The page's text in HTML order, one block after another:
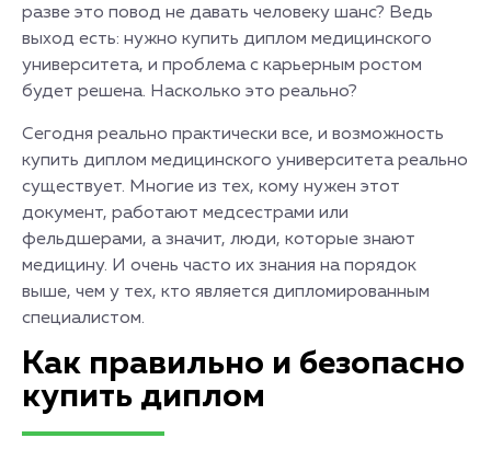
разве это повод не давать человеку шанс? Ведь
выход есть: нужно купить диплом медицинского
университета, и проблема с карьерным ростом
будет решена. Насколько это реально?
Сегодня реально практически все, и возможность
купить диплом медицинского университета реально
существует. Многие из тех, кому нужен этот
документ, работают медсестрами или
фельдшерами, а значит, люди, которые знают
медицину. И очень часто их знания на порядок
выше, чем у тех, кто является дипломированным
специалистом.
Как правильно и безопасно
купить диплом